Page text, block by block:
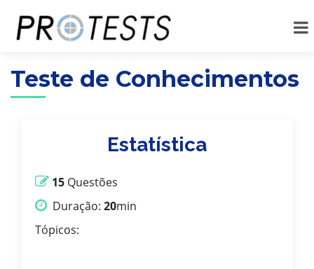
Teste de Conhecimentos
Estatística
15 Questões
Duração: 20min
Tópicos: